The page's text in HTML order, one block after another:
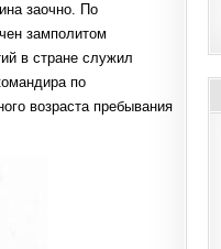
заочно. По
замполитом
в стране служил
по
возраста пребывания